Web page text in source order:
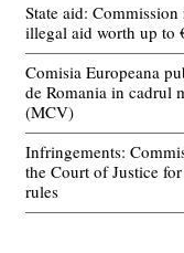
State aid:
illegal aid worth up to
Comisia Europeana
de Romania in cadrul
(MCV)
Infringements:
the Court of Justice
rules